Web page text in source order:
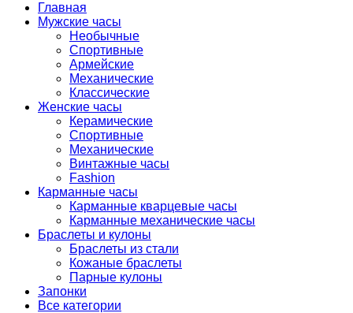
Главная
Мужские часы
Необычные
Спортивные
Армейские
Механические
Классические
Женские часы
Керамические
Спортивные
Механические
Винтажные часы
Fashion
Карманные часы
Карманные кварцевые часы
Карманные механические часы
Браслеты и кулоны
Браслеты из стали
Кожаные браслеты
Парные кулоны
Запонки
Все категории